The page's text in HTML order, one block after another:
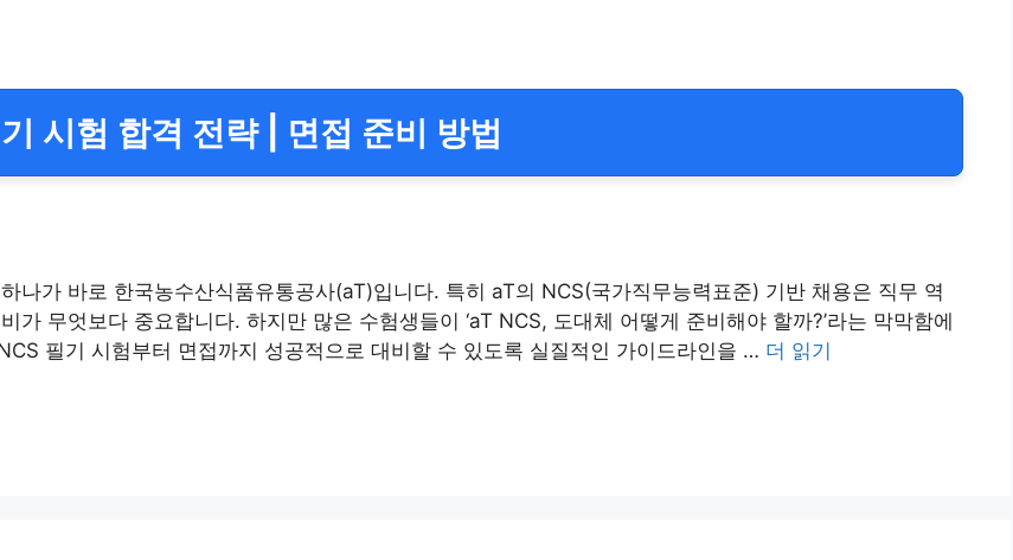
시험 합격 전략 | 면접 준비 방법
나가 바로 한국농수산식품유통공사(aT)입니다. 특히 aT의 NCS(국가직무능력표준) 기반 채용은 직무 역
무엇보다 중요합니다. 하지만 많은 수험생들이 ‘aT NCS, 도대체 어떻게 준비해야 할까?’라는 막막함에
필기 시험부터 면접까지 성공적으로 대비할 수 있도록 실질적인 가이드라인을 … 더 읽기